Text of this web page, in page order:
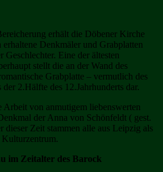
erhält die Döbener Kirche
Denkmäler und Grabplatten
Eine der ältesten
stellt die an der Wand des
Grabplatte – vermutlich des
2.Hälfte des 12.Jahrhunderts dar.
Arbeit von anmutigem liebenswerten
der Anna von Schönfeldt ( gest.
dieser Zeit stammen alle aus Leipzig als
Kulturzentrum.
im Zeitalter des Barock